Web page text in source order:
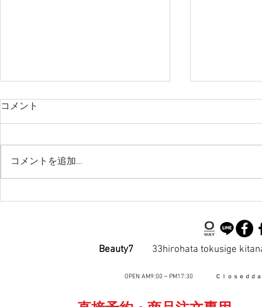
コメント
コメントを追加…
Beauty7 33hirohata tokusige
OPEN AM9:00－PM17:30 Ｃｌｏｓｅｄ